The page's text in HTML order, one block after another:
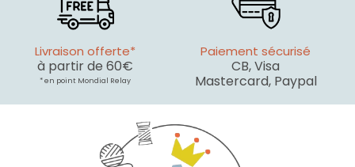
Livraison offerte*
à partir de 60€
* en point Mondial Relay
Paiement sécurisé
CB, Visa
Mastercard, Paypal